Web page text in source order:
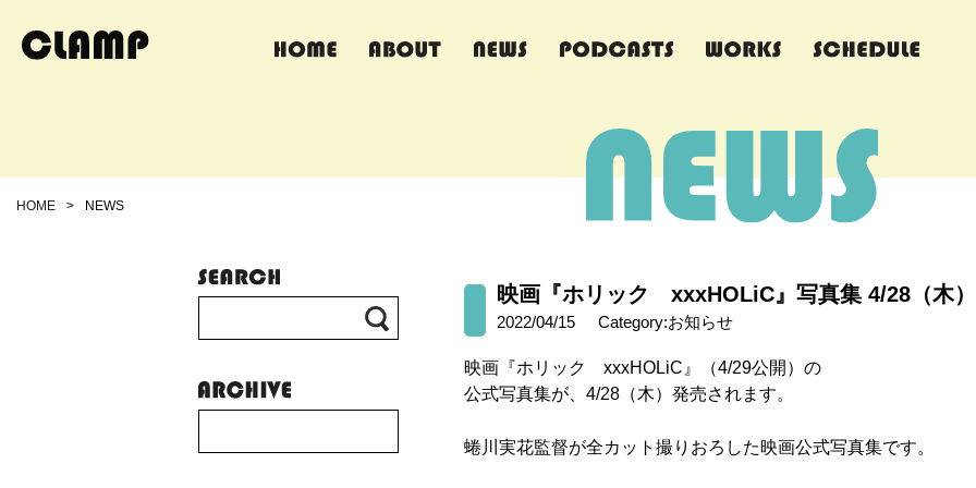
HOME > NEWS
映画『ホリック xxxHOLiC』写真集 4/28（木
2022/04/15 Category:お知らせ
映画『ホリック xxxHOLiC』（4/29公開）の
公式写真集が、4/28（木）発売されます。
蜷川実花監督が全カット撮りおろした映画公式写真集です。